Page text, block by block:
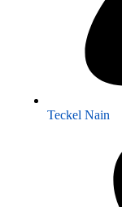
Teckel Nain